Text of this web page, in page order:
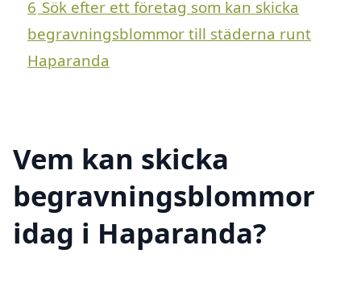
6 Sök efter ett företag som kan skicka
begravningsblommor till städerna runt
Haparanda
Vem kan skicka
begravningsblommor
idag i Haparanda?